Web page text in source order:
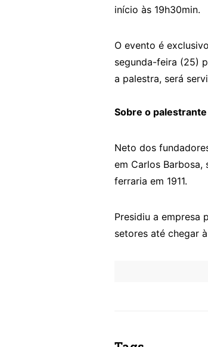
início às 19h30min.
O evento é
segunda-feira (25)
a palestra, será
Sobre o palestrante
Neto dos
em Carlos Barbosa,
ferraria em 1911.
Presidiu a empresa
setores até chegar